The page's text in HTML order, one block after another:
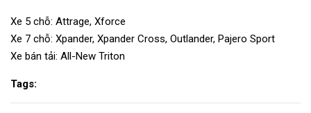
Xe 5 chỗ: Attrage, Xforce
Xe 7 chỗ: Xpander, Xpander Cross, Outlander, Pajero Sport
Xe bán tải: All-New Triton
Tags: